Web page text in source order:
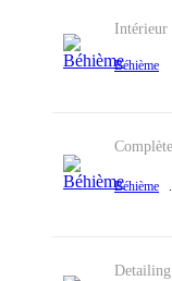
Intérieur
Béhième
Béhième